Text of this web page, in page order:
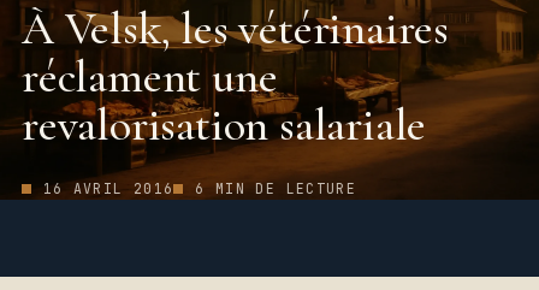
À Velsk, les vétérinaires
réclament une
revalorisation salariale
16 AVRIL 2016 6 MIN DE LECTURE